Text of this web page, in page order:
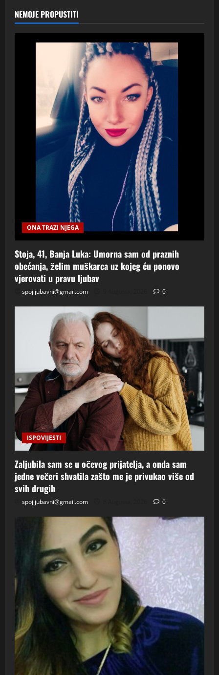
NEMOJE PROPUSTITI
ONA TRAZI NJEGA
Stoja, 41, Banja Luka: Umorna sam od praznih
obećanja, želim muškarca uz kojeg ću ponovo
vjerovati u pravu ljubav
spojljubavni@gmail.com 0
ISPOVIJESTI
Zaljubila sam se u očevog prijatelja, a onda sam
jedne večeri shvatila zašto me je privukao više od
svih drugih
spojljubavni@gmail.com 0